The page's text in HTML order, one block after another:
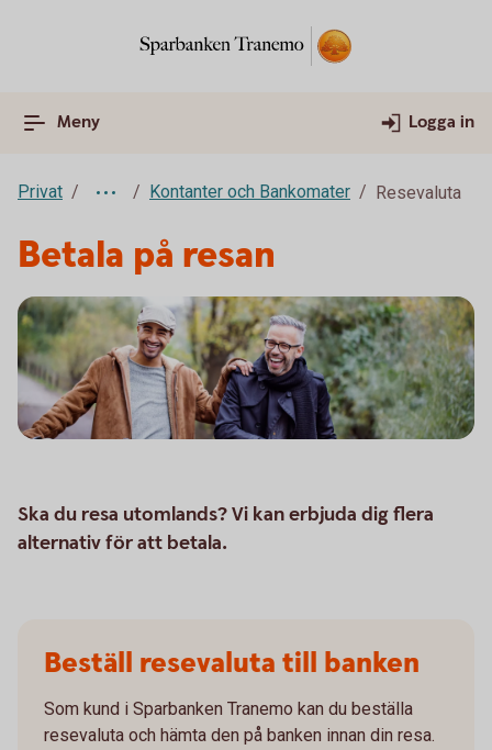
Meny Logga in
Privat Kontanter och Bankomater Resevaluta
Betala på resan
Ska du resa utomlands? Vi kan erbjuda dig flera
alternativ för att betala.
Beställ resevaluta till banken
Som kund i Sparbanken Tranemo kan du beställa
resevaluta och hämta den på banken innan din resa.